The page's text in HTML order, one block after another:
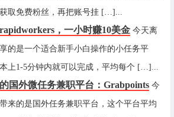
取免费粉丝，再把账号挂 […]...
，一小时赚10美金 今天离
的是一个适合新手小白操作的小任务平
上1-5分钟内就可以完成，平均每个 […]...
国外微任务兼职平台：Grabpoints 今
来的是国外任务兼职平台，这个平台平均